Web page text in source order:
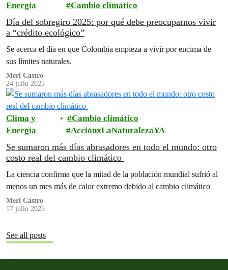
Energía
Cambio climático
Día del sobregiro 2025: por qué debe preocuparnos vivir
a “crédito ecológico”
Se acerca el día en que Colombia empieza a vivir por encima de
sus límites naturales.
Meri Castro
24 julio 2025
Clima y
Energía
Cambio climático
AcciónxLaNaturalezaYA
Se sumaron más días abrasadores en todo el mundo: otro
costo real del cambio climático
La ciencia confirma que la mitad de la población mundial sufrió al
menos un mes más de calor extremo debido al cambio climático
Meri Castro
17 julio 2025
See all posts